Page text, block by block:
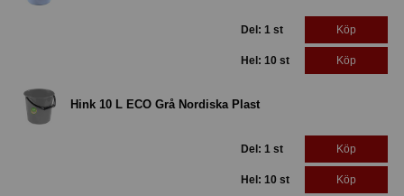
Del: 1 st Köp
Hel: 10 st Köp
Hink 10 L ECO Grå Nordiska Plast
Del: 1 st Köp
Hel: 10 st Köp